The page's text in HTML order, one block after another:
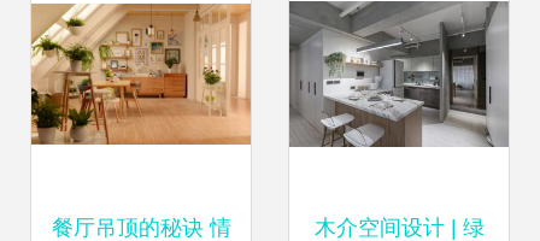
界之缘 集成家居美学
餐厅吊顶的秘诀 情 木介空间设计 | 绿